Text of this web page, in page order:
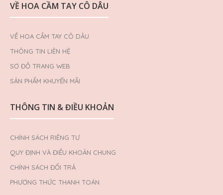
VỀ HOA CẦM TAY CÔ DÂU
VỀ HOA CẦM TAY CÔ DÂU
THÔNG TIN LIÊN HỆ
SƠ ĐỒ TRANG WEB
SẢN PHẨM KHUYẾN MÃI
THÔNG TIN & ĐIỀU KHOẢN
CHÍNH SÁCH RIÊNG TƯ
QUY ĐỊNH VÀ ĐIỀU KHOẢN CHUNG
CHÍNH SÁCH ĐỔI TRẢ
PHƯƠNG THỨC THANH TOÁN